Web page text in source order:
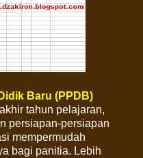
Baru (PPDB)
tahun pelajaran,
persiapan-persiapan
mempermudah
bagi panitia. Lebih